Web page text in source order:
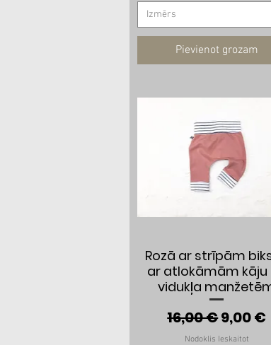
Izmērs
Pievienot grozam
Ātrais skats
Rozā ar strīpām
ar atlokāmām kāju
vidukļa
Parastā cena
16,00 €9,00 €
Nodoklis Ieskaitot